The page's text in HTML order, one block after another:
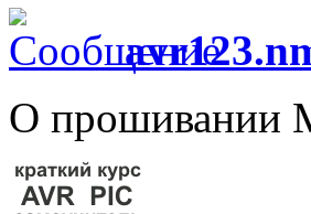
О прошивании